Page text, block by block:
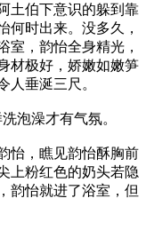
伯下意识的躲到靠
何时出来。没多久，
室，韵怡全身精光，
材极好，娇嫩如嫩笋
人垂涎三尺。
泡澡才有气氛。
，瞧见韵怡酥胸前
上粉红色的奶头若隐
韵怡就进了浴室，但